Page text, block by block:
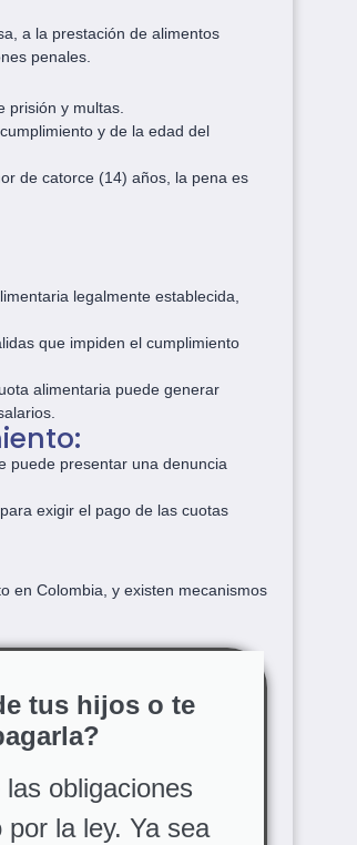
a la prestación de alimentos
penales.
prisión y multas.
y de la edad del
de catorce (14) años, la pena es
legalmente establecida,
que impiden el cumplimiento
alimentaria puede generar
puede presentar una denuncia
exigir el pago de las cuotas
en Colombia, y existen mecanismos
tus hijos o te
obligaciones
la ley. Ya sea